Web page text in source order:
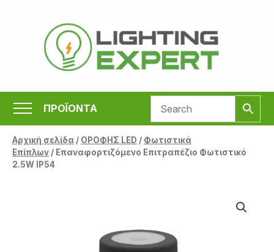
περιεχόμενο
ΠΡΟΪΟΝΤΑ
Αρχική σελίδα/ ΟΡΟΦΗΣ LED / Φωτιστικά
Επίπλων/ Επαναφορτιζόμενο Επιτραπέζιο Φωτιστικό
2.5W IP54